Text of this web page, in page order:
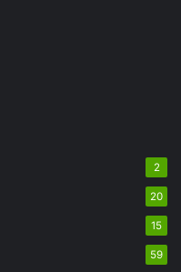
2
20
15
59